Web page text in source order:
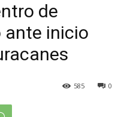
de
ante inicio
0
585